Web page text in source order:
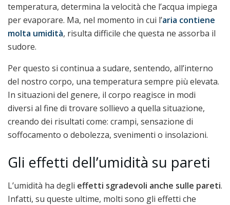
temperatura, determina la velocità che l’acqua impiega
per evaporare. Ma, nel momento in cui l’aria contiene
molta umidità, risulta difficile che questa ne assorba il
sudore.
Per questo si continua a sudare, sentendo, all’interno
del nostro corpo, una temperatura sempre più elevata.
In situazioni del genere, il corpo reagisce in modi
diversi al fine di trovare sollievo a quella situazione,
creando dei risultati come: crampi, sensazione di
soffocamento o debolezza, svenimenti o insolazioni.
Gli effetti dell’umidità su pareti
L’umidità ha degli effetti sgradevoli anche sulle pareti.
Infatti, su queste ultime, molti sono gli effetti che